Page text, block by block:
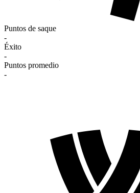
Puntos de saque
-
Éxito
-
Puntos promedio
-